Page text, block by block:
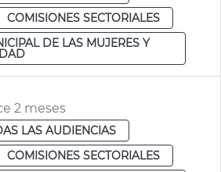
COMISIONES SECTORIALES
DE LAS MUJERES Y
2 meses
LAS AUDIENCIAS
COMISIONES SECTORIALES